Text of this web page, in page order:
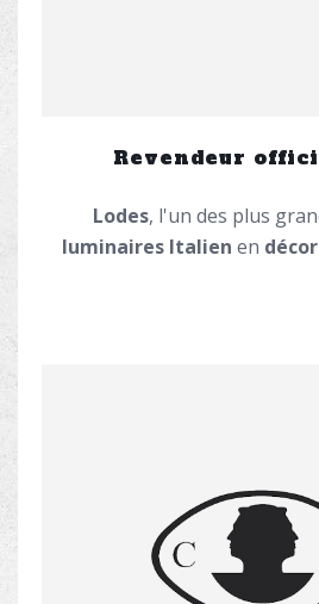
Revendeur
Lodes, l'un des plus
luminaires Italien en